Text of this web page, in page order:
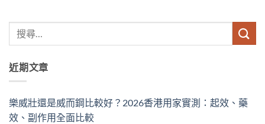
近期文章
樂威壯還是威而鋼比較好？2026香港用家實測：起效、藥
效、副作用全面比較